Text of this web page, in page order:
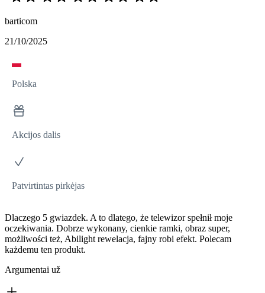
barticom
21/10/2025
Polska
Akcijos dalis
Patvirtintas pirkėjas
Dlaczego 5 gwiazdek. A to dlatego, że telewizor spełnił moje
oczekiwania. Dobrze wykonany, cienkie ramki, obraz super,
możliwości też, Abilight rewelacja, fajny robi efekt. Polecam
każdemu ten produkt.
Argumentai už